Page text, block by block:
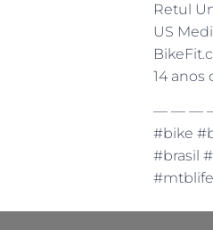
Retul
US
14 anos
— — —
#bike
#brasil